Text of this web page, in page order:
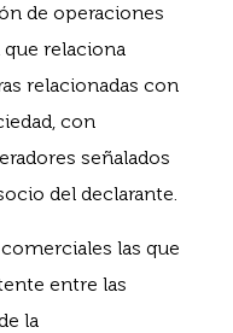
de operaciones
relaciona
relacionadas con
con
señalados
del declarante.
las que
entre las
la